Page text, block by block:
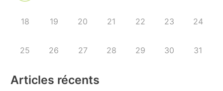
18 19 20 21 22 23 24
25 26 27 28 29 30 31
Articles récents